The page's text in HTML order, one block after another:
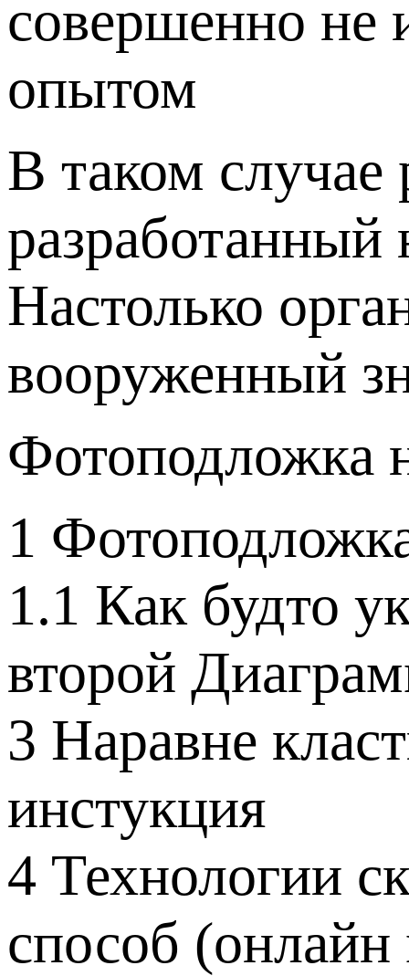
совершенно не
опытом
В таком случае
разработанный
Настолько
вооруженный
Фотоподложка
1
1.1 Как будто
второй
3 Наравне
инстукция
4 Технологии
способ (онлайн